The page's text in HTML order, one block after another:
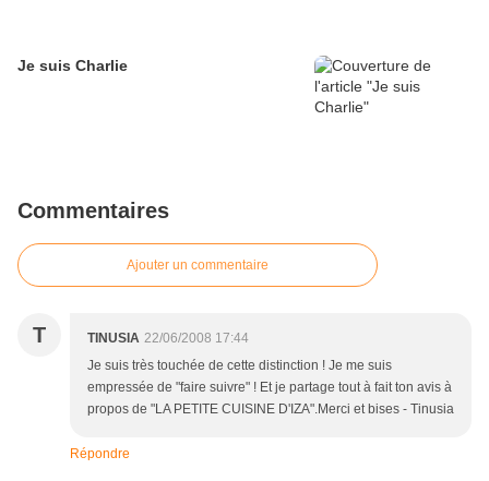
Je suis Charlie
Commentaires
Ajouter un commentaire
T TINUSIA 22/06/2008 17:44
Je suis très touchée de cette distinction ! Je me suis
empressée de "faire suivre" ! Et je partage tout à fait ton avis à
propos de "LA PETITE CUISINE D'IZA".Merci et bises - Tinusia
Répondre